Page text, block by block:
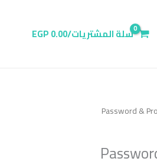
سلة المشتريات/0.00
EGP